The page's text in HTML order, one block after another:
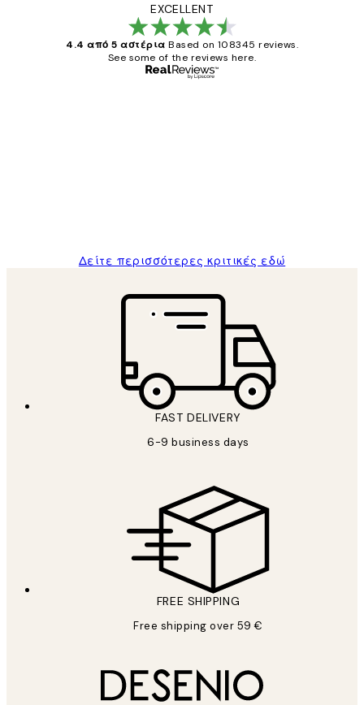
EXCELLENT
4.4 από 5 αστέρια Based on 108345 reviews.
See some of the reviews here.
Δείτε περισσότερες κριτικές εδώ
FAST DELIVERY
6-9 business days
FREE SHIPPING
Free shipping over 59 €